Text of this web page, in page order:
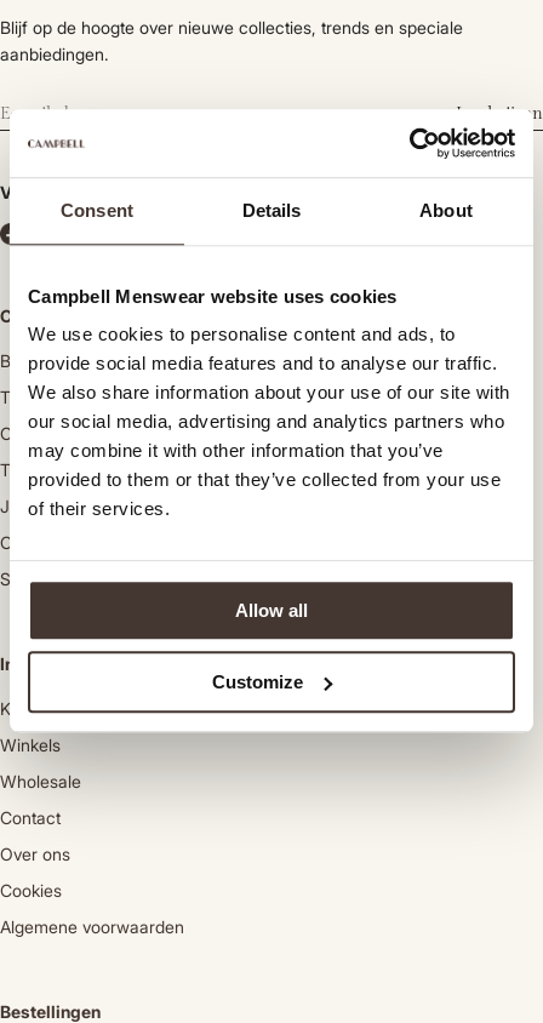
Consent Details About
Campbell Menswear website uses cookies
We use cookies to personalise content and ads, to
provide social media features and to analyse our traffic.
We also share information about your use of our site with
our social media, advertising and analytics partners who
may combine it with other information that you’ve
provided to them or that they’ve collected from your use
of their services.
Allow all
Customize
Blijf op de hoogte over nieuwe collecties, trends en speciale
aanbiedingen.
Inschrijven
Volg ons
Categorieën
Broeken
Truien en vesten
Overhemden
T-shirts en poloshirts
Jassen
Colberts
Schoenen
Informatie
Klantenservice
Winkels
Wholesale
Contact
Over ons
Cookies
Algemene voorwaarden
Bestellingen